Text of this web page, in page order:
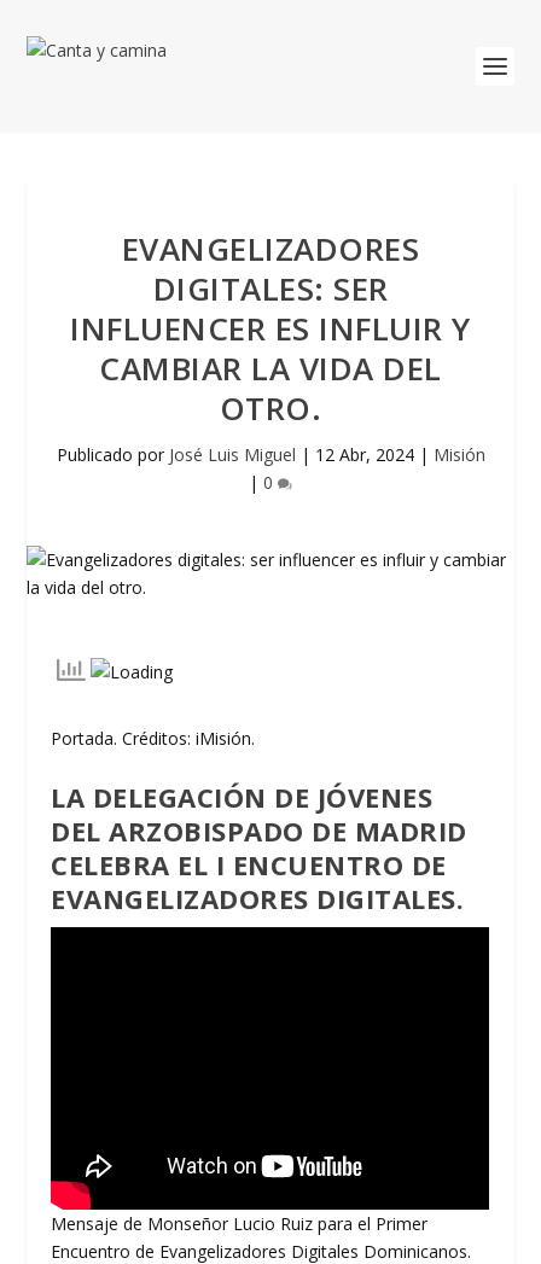
EVANGELIZADORES
DIGITALES: SER
INFLUENCER ES INFLUIR Y
CAMBIAR LA VIDA DEL
OTRO.
Publicado por José Luis Miguel | 12 Abr, 2024| Misión
| 0
Portada. Créditos: iMisión.
LA DELEGACIÓN DE JÓVENES
DEL ARZOBISPADO DE MADRID
CELEBRA EL I ENCUENTRO DE
EVANGELIZADORES DIGITALES.
Mensaje de Monseñor Lucio Ruiz para el Primer
Encuentro de Evangelizadores Digitales Dominicanos.